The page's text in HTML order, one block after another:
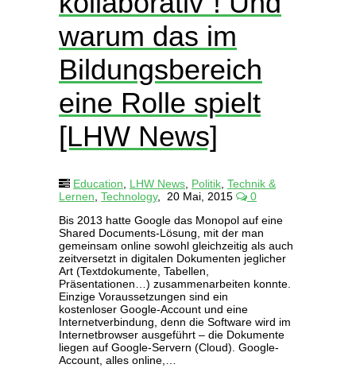
warum das im
Bildungsbereich
eine Rolle spielt
[LHW News]
Education LHW News Politik Technik &
Lernen Technology, 20 Mai, 2015
0
Bis 2013 hatte Google das Monopol auf eine
Shared Documents-Lösung, mit der man
gemeinsam online sowohl gleichzeitig als auch
zeitversetzt in digitalen Dokumenten jeglicher
Art (Textdokumente, Tabellen,
Präsentationen…) zusammenarbeiten konnte.
Einzige Voraussetzungen sind ein
kostenloser Google-Account und eine
Internetverbindung, denn die Software wird im
Internetbrowser ausgeführt – die Dokumente
liegen auf Google-Servern (Cloud). Google-
Account, alles online,…